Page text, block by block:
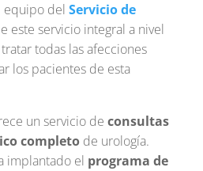
del Servicio de
este servicio integral a nivel
todas las afecciones
los pacientes de esta
un servicio de consultas
completode urología.
implantado el programa de